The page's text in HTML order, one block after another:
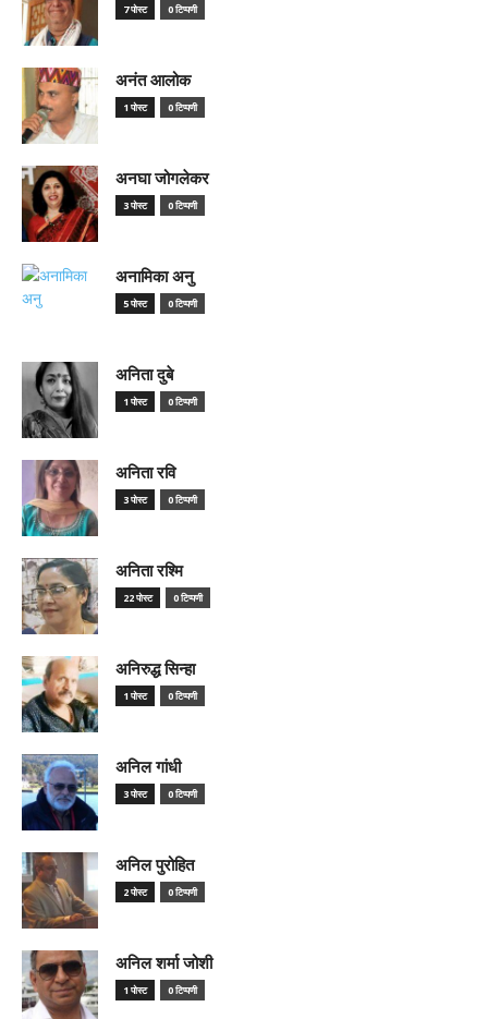
7 पोस्ट 0 टिप्पणी
अनंत आलोक
1 पोस्ट 0 टिप्पणी
अनघा जोगलेकर
3 पोस्ट 0 टिप्पणी
अनामिका अनु
5 पोस्ट 0 टिप्पणी
अनिता दुबे
1 पोस्ट 0 टिप्पणी
अनिता रवि
3 पोस्ट 0 टिप्पणी
अनिता रश्मि
22 पोस्ट 0 टिप्पणी
अनिरुद्ध सिन्हा
1 पोस्ट 0 टिप्पणी
अनिल गांधी
3 पोस्ट 0 टिप्पणी
अनिल पुरोहित
2 पोस्ट 0 टिप्पणी
अनिल शर्मा जोशी
1 पोस्ट 0 टिप्पणी